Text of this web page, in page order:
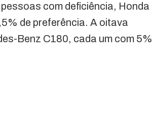
com deficiência, Honda
de preferência. A oitava
Benz C180, cada um com 5%